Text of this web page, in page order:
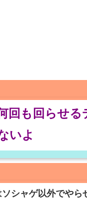
回も回らせる
いよ
シャゲ以外でやら